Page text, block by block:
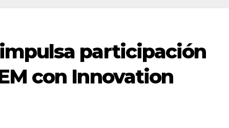
participación
con Innovation